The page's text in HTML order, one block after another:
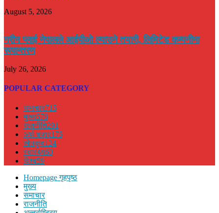
August 5, 2026
ग्रीन प्लाई नेपालले आईपीओ ल्याउने तयारी, लिमिटेड कम्पनीमा
रूपान्तरण
July 26, 2026
POPULAR CATEGORY
समाचार715
मुख्य578
राजनीति291
अर्थ बजार175
खेलकुद124
स्वास्थ्य60
विश्व59
Homepage गृहपृष्ठ
मुख्य
समाचार
राजनीति